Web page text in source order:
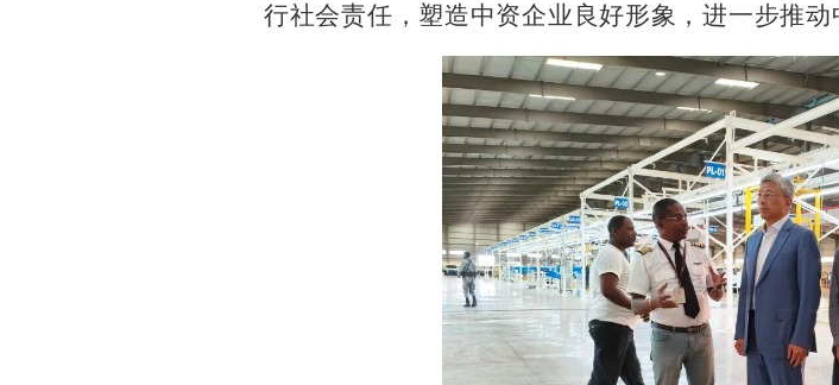
行社会责任，塑造中资企业良好形象，进一步推动